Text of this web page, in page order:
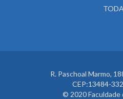
R. Paschoal Marmo,
CEP:13484-332
© 2020 Faculdade